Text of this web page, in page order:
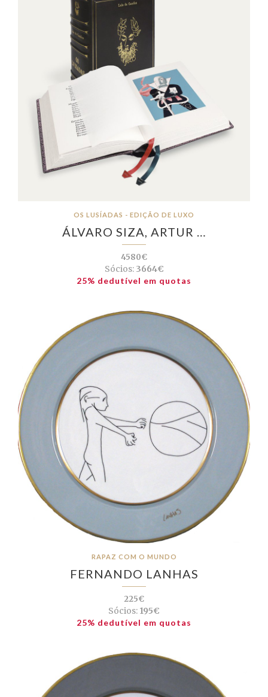
OS LUSÍADAS - EDIÇÃO DE LUXO
ÁLVARO SIZA, ARTUR …
4580€
Sócios:3664€
25% dedutível em quotas
RAPAZ COM O MUNDO
FERNANDO LANHAS
225€
Sócios: 195€
25% dedutível em quotas